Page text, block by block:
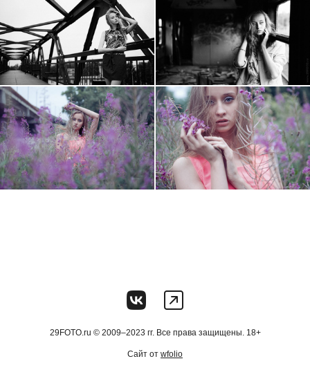
29FOTO.ru © 2009–2023 гг. Все права защищены. 18+
Сайт от wfolio